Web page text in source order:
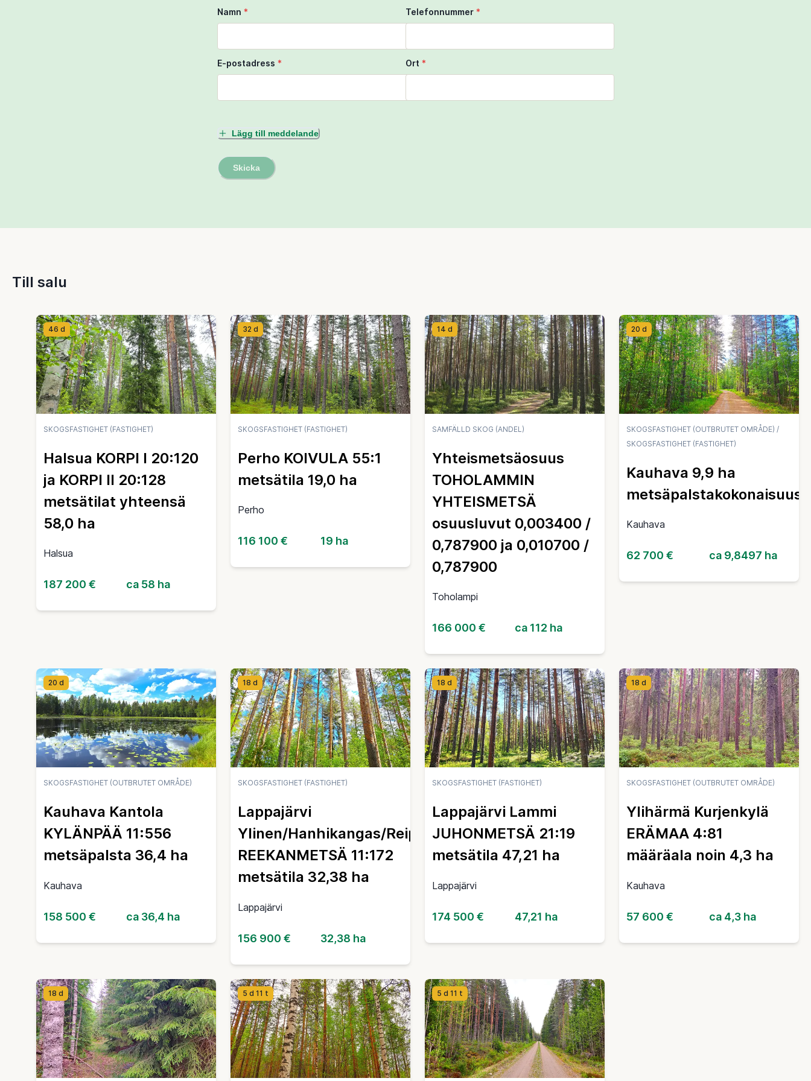
Namn * Telefonnummer *
E-postadress * Ort *
Lägg till meddelande
Skicka
Till salu
46 d
SKOGSFASTIGHET (FASTIGHET)
Halsua KORPI I 20:120
ja KORPI II 20:128
metsätilat yhteensä
58,0 ha
Halsua
187 200 € ca 58 ha
32 d
SKOGSFASTIGHET (FASTIGHET)
Perho KOIVULA 55:1
metsätila 19,0 ha
Perho
116 100 € 19 ha
14 d
SAMFÄLLD SKOG (ANDEL)
Yhteismetsäosuus
TOHOLAMMIN
YHTEISMETSÄ
osuusluvut 0,003400 /
0,787900 ja 0,010700 /
0,787900
Toholampi
166 000 € ca 112 ha
20 d
SKOGSFASTIGHET (OUTBRUTET OMRÅDE) /
SKOGSFASTIGHET (FASTIGHET)
Kauhava 9,9 ha
metsäpalstakokonaisuus
Kauhava
62 700 € ca 9,8497 ha
20 d
SKOGSFASTIGHET (OUTBRUTET OMRÅDE)
Kauhava Kantola
KYLÄNPÄÄ 11:556
metsäpalsta 36,4 ha
Kauhava
158 500 € ca 36,4 ha
18 d
SKOGSFASTIGHET (FASTIGHET)
Lappajärvi
Ylinen/Hanhikangas/Reipakka
REEKANMETSÄ 11:172
metsätila 32,38 ha
Lappajärvi
156 900 € 32,38 ha
18 d
SKOGSFASTIGHET (FASTIGHET)
Lappajärvi Lammi
JUHONMETSÄ 21:19
metsätila 47,21 ha
Lappajärvi
174 500 € 47,21 ha
18 d
SKOGSFASTIGHET (OUTBRUTET OMRÅDE)
Ylihärmä Kurjenkylä
ERÄMAA 4:81
määräala noin 4,3 ha
Kauhava
57 600 € ca 4,3 ha
18 d 5 d 11 t 5 d 11 t